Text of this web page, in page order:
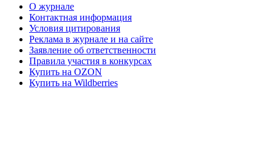
О журнале
Контактная информация
Условия цитирования
Реклама в журнале и на сайте
Заявление об ответственности
Правила участия в конкурсах
Купить на OZON
Купить на Wildberries